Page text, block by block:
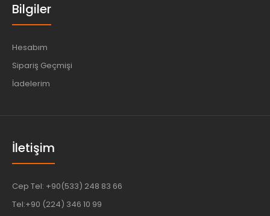
Bilgiler
Hesabım
Sipariş Geçmişi
İadelerim
İletişim
Cep Tel: +90(533) 248 83 66
Tel:+90 (224) 346 10 99